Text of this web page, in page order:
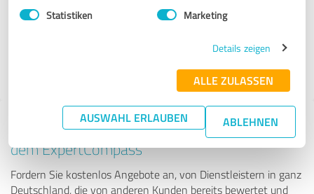
Statistiken Marketing
Details zeigen
ALLE ZULASSEN
AUSWAHL ERLAUBEN ABLEHNEN
Tipp: Die passenden Experten finden - mit
dem ExpertCompass
Fordern Sie kostenlos Angebote an, von Dienstleistern in ganz
Deutschland, die von anderen Kunden bereits bewertet und